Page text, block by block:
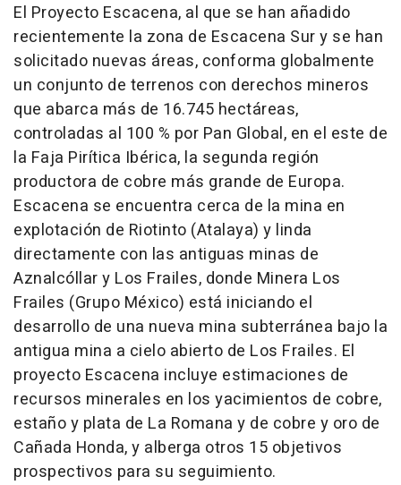
El Proyecto Escacena, al que se han añadido
recientemente la zona de Escacena Sur y se han
solicitado nuevas áreas, conforma globalmente
un conjunto de terrenos con derechos mineros
que abarca más de 16.745 hectáreas,
controladas al 100 % por Pan Global, en el este de
la Faja Pirítica Ibérica, la segunda región
productora de cobre más grande de Europa.
Escacena se encuentra cerca de la mina en
explotación de Riotinto (Atalaya) y linda
directamente con las antiguas minas de
Aznalcóllar y Los Frailes, donde Minera Los
Frailes (Grupo México) está iniciando el
desarrollo de una nueva mina subterránea bajo la
antigua mina a cielo abierto de Los Frailes. El
proyecto Escacena incluye estimaciones de
recursos minerales en los yacimientos de cobre,
estaño y plata de La Romana y de cobre y oro de
Cañada Honda, y alberga otros 15 objetivos
prospectivos para su seguimiento.